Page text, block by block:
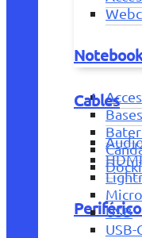
Cables
HDMI
USB
USB-